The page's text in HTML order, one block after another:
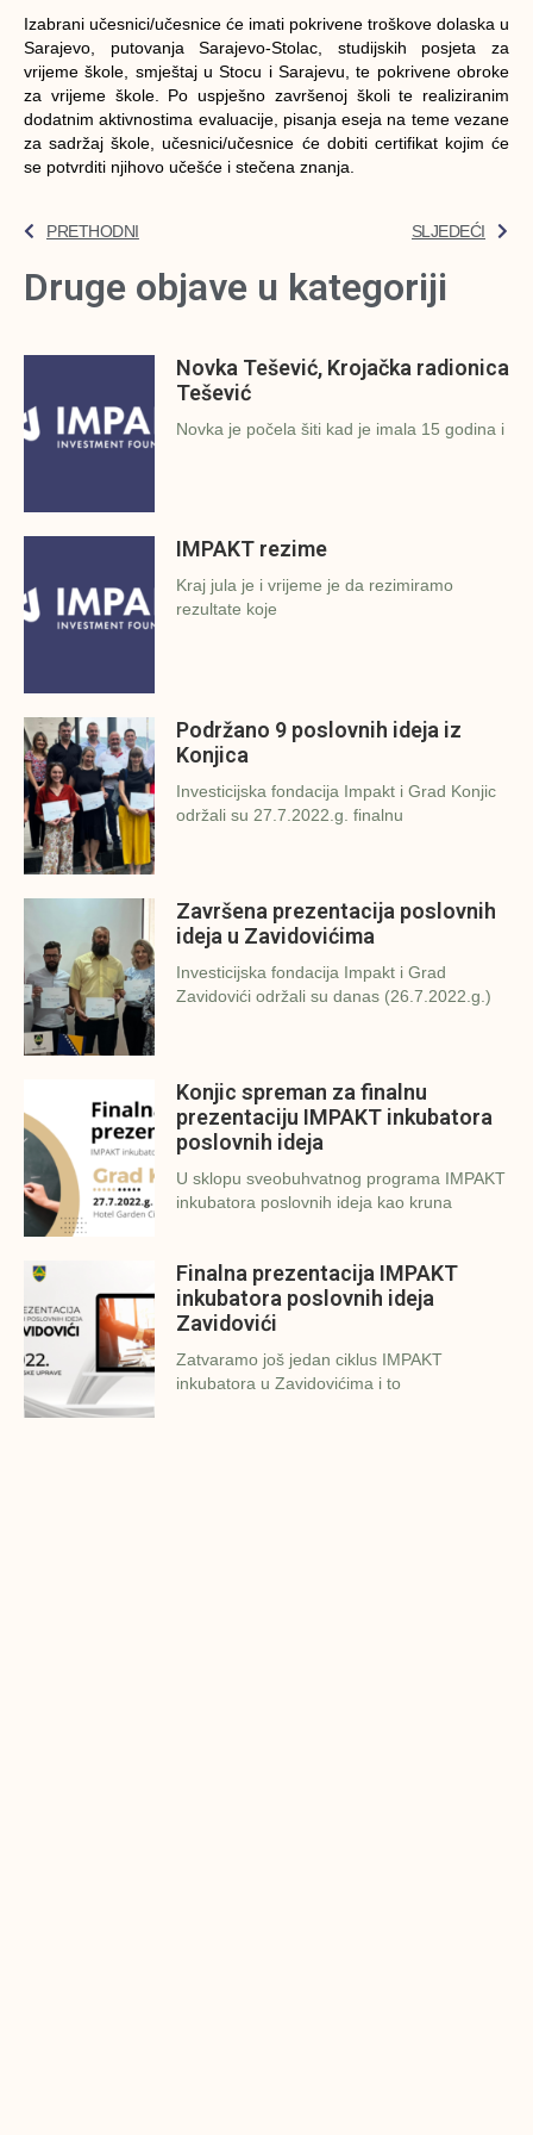
Izabrani učesnici/učesnice će imati pokrivene troškove dolaska u
Sarajevo, putovanja Sarajevo-Stolac, studijskih posjeta za
vrijeme škole, smještaj u Stocu i Sarajevu, te pokrivene obroke
za vrijeme škole. Po uspješno završenoj školi te realiziranim
dodatnim aktivnostima evaluacije, pisanja eseja na teme vezane
za sadržaj škole, učesnici/učesnice će dobiti certifikat kojim će
se potvrditi njihovo učešće i stečena znanja.
PRETHODNI SLJEDEĆI
Druge objave u kategoriji
Novka Tešević, Krojačka radionica
Tešević
Novka je počela šiti kad je imala 15 godina i
IMPAKT rezime
Kraj jula je i vrijeme je da rezimiramo
rezultate koje
Podržano 9 poslovnih ideja iz
Konjica
Investicijska fondacija Impakt i Grad Konjic
održali su 27.7.2022.g. finalnu
Završena prezentacija poslovnih
ideja u Zavidovićima
Investicijska fondacija Impakt i Grad
Zavidovići održali su danas (26.7.2022.g.)
Konjic spreman za finalnu
prezentaciju IMPAKT inkubatora
poslovnih ideja
U sklopu sveobuhvatnog programa IMPAKT
inkubatora poslovnih ideja kao kruna
Finalna prezentacija IMPAKT
inkubatora poslovnih ideja
Zavidovići
Zatvaramo još jedan ciklus IMPAKT
inkubatora u Zavidovićima i to